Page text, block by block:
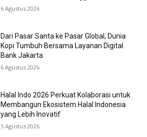
6 Agustus 2026
Dari Pasar Santa ke Pasar Global, Dunia
Kopi Tumbuh Bersama Layanan Digital
Bank Jakarta
6 Agustus 2026
Halal Indo 2026 Perkuat Kolaborasi untuk
Membangun Ekosistem Halal Indonesia
yang Lebih Inovatif
5 Agustus 2026